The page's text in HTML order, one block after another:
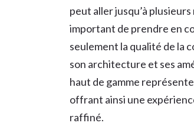
peut aller jusqu’à
important de prendre en
seulement la qualité de la
son architecture et ses
haut de gamme
offrant ainsi une
raffiné.